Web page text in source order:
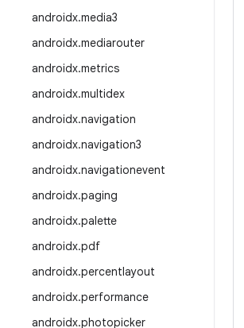
androidx.media3
androidx.mediarouter
androidx.metrics
androidx.multidex
androidx.navigation
androidx.navigation3
androidx.navigationevent
androidx.paging
androidx.palette
androidx.pdf
androidx.percentlayout
androidx.performance
androidx.photopicker